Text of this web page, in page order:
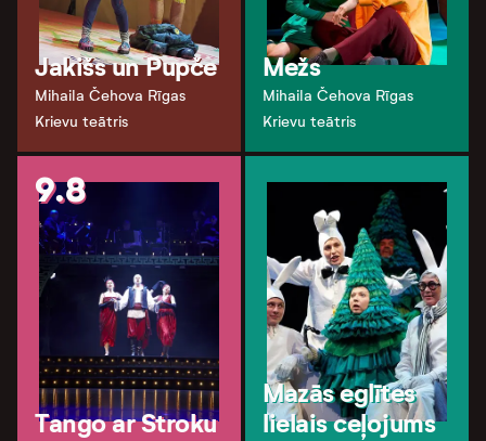
Jakišs un Pupče
Mihaila Čehova Rīgas
Krievu teātris
Mežs
Mihaila Čehova Rīgas
Krievu teātris
9.8
Tango ar Stroku
Mazās eglītes
lielais ceļojums